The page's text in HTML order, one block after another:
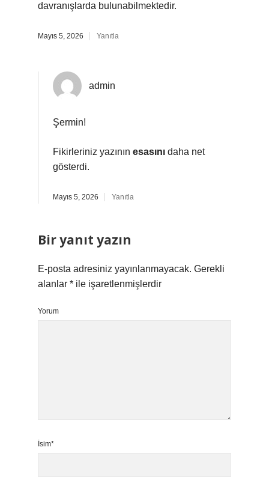
davranışlarda bulunabilmektedir.
Mayıs 5, 2026 Yanıtla
admin
Şermin!
Fikirleriniz yazının esasını daha net
gösterdi.
Mayıs 5, 2026 Yanıtla
Bir yanıt yazın
E-posta adresiniz yayınlanmayacak. Gerekli
alanlar * ile işaretlenmişlerdir
Yorum
İsim*